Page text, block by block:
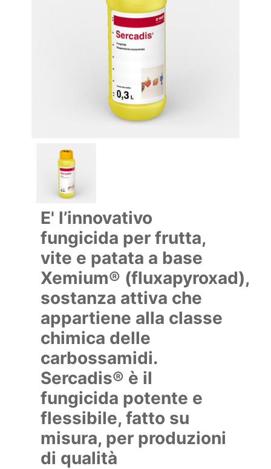
E' l’innovativo
fungicida per frutta,
vite e patata a base
Xemium® (fluxapyroxad),
sostanza attiva che
appartiene alla classe
chimica delle
carbossamidi.
Sercadis® è il
fungicida potente e
flessibile, fatto su
misura, per produzioni
di qualità